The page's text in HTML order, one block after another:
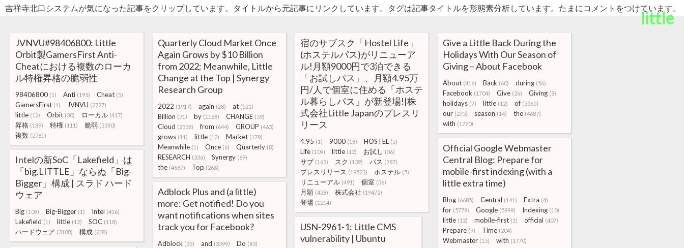
吉祥寺北口システムが気になった記事をクリップしています。タイトルから元記事にリンクしています。タグは記事タイトルを形態素分析しています。たまにコメントをつけています。
little
JVNVU#98406800: Little
Orbit製GamersFirst Anti-
Cheatにおける複数のローカ
ル特権昇格の脆弱性
98406800 (1) Anti (195) Cheat (5)
GamersFirst (1) JVNVU (2727)
little (12) Orbit (30) ローカル (417)
昇格 (189) 特権 (111) 脆弱 (3390)
複数 (2781)
Quarterly Cloud Market Once
Again Grows by $10 Billion
from 2022; Meanwhile, Little
Change at the Top | Synergy
Research Group
2022 (1917) again (28) at (521)
Billion (71) by (1168) CHANGE (59)
Cloud (2338) from (644) GROUP (463)
grows (11) little (12) Market (179)
Meanwhile (1) Once (6) Quarterly (8)
RESEARCH (336) Synergy (69)
the (4687) Top (266)
宿のサブスク「Hostel Life」
(ホステルパス)がリニューア
ル!月額9000円で3泊できる
「お試しパス」、月額4.95万
円/人で個室に住める「ホステ
ル暮らしパス」が新登場!|株
式会社Little Japanのプレスリ
リース
4.95 (1) 9000 (18) HOSTEL (5)
Life (109) little (12) お試し (36)
サブ (163) スク (139) パス (287)
プレスリリース (19523) ホステル (5)
リニューアル (491) 個室 (36)
月額 (428) 株式会社 (19472)
登場 (1214)
Give a Little Back During the
Holidays With Our Season of
Giving – About Facebook
About (416) Back (60) during (56)
Facebook (1704) Give (26) Giving (8)
holidays (7) little (12) of (3565)
our (275) season (14) the (4687)
with (1770)
Official Google Webmaster
Central Blog: Prepare for
mobile-first indexing (with a
little extra time)
Blog (6685) Central (141) Extra (4)
for (5779) Google (5999) Indexing (10)
little (12) mobile-first (1) official (407)
Prepare (9) Time (204)
Webmaster (15) with (1770)
Intelの新SoC「Lakefield」は
「big.LITTLE」ならぬ「Big-
Bigger」構成 | スラド ハード
ウェア
Big (109) Big-Bigger (1) Intel (416)
Lakefield (1) little (12) SOC (118)
ハードウェア (3108) 構成 (208)
Adblock Plus and (a little)
more: Get notified! Do you
want notifications when sites
track you for Facebook?
Adblock (35) and (3599) Do (83)
USN-2961-1: Little CMS
vulnerability | Ubuntu